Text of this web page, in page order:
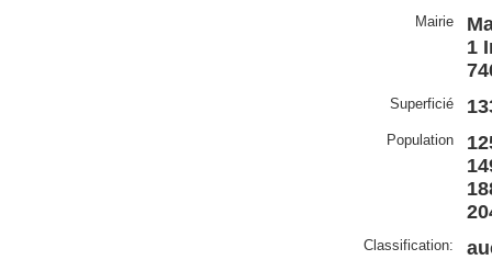
Mairie
1
Superficié
Population
Classification: